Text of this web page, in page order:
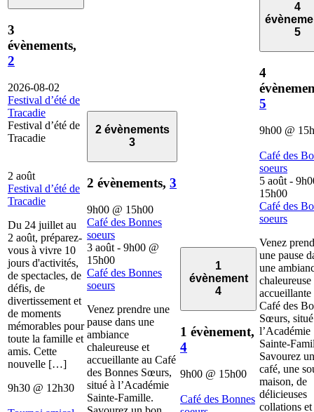
3
évènements,
2
2026-08-02
Festival d’été de
Tracadie
Festival d’été de
Tracadie
2 août
Festival d’été de
Tracadie
Du 24 juillet au
2 août, préparez-
vous à vivre 10
jours d'activités,
de spectacles, de
défis, de
divertissement et
de moments
mémorables pour
toute la famille et
amis. Cette
nouvelle […]
9h30 @ 12h30
2 évènements
3
2 évènements, 3
9h00 @ 15h00
Café des Bonnes
soeurs
3 août - 9h00 @
15h00
Café des Bonnes
soeurs
Venez prendre une
pause dans une
ambiance
chaleureuse et
accueillante au Café
des Bonnes Sœurs,
situé à l’Académie
Sainte-Famille.
1
évènement
4
1 évènement,
4
9h00 @ 15h00
Café des Bonnes
4
5
4
5
9h00 @
Café des
soeurs
5 août -
15h00
Café des
soeurs
Venez
une pause
une
chaleureuse
accueillante
Café des
Sœurs,
l’Académie
Sainte-
Savourez
café, une
maison, de
délicieuses
collations